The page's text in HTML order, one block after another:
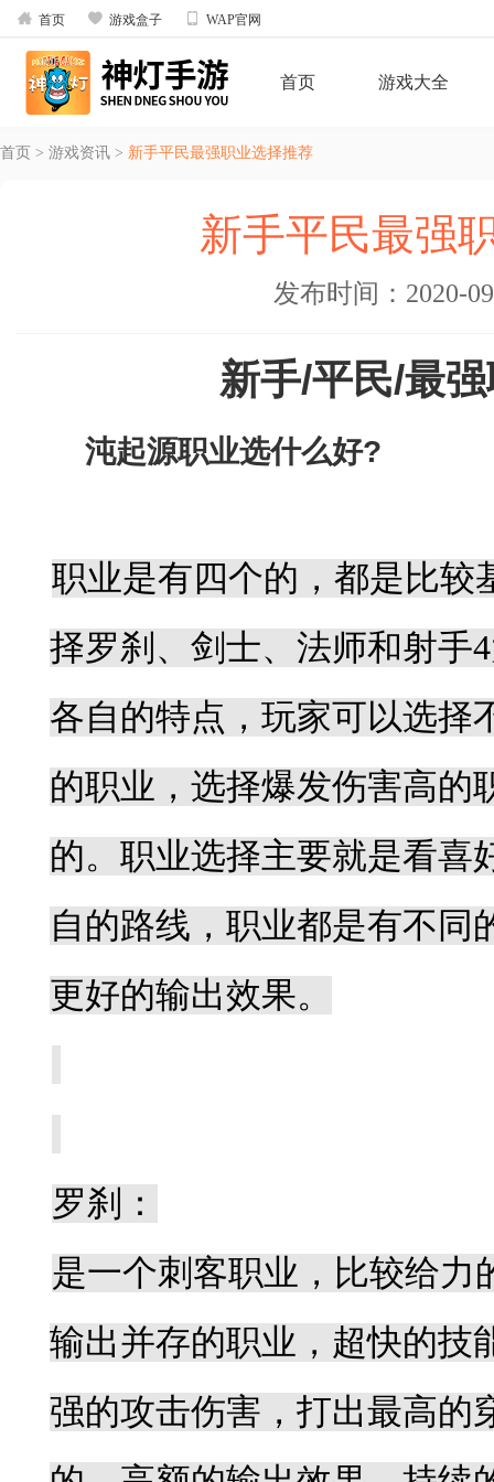
 首页  游戏盒子  WAP官网
首页 游戏大全
首页 > 游戏资讯 > 新手平民最强职业选择推荐
新手平民最强
发布时间：2020-
新手/平民/最
沌起源职业选什么好?
职业是有四个的，都是比较
择罗刹、剑士、法师和射手4
各自的特点，玩家可以选择
的职业，选择爆发伤害高的
的。职业选择主要就是看喜
自的路线，职业都是有不同
更好的输出效果。
罗刹：
是一个刺客职业，比较给力
输出并存的职业，超快的技
强的攻击伤害，打出最高的